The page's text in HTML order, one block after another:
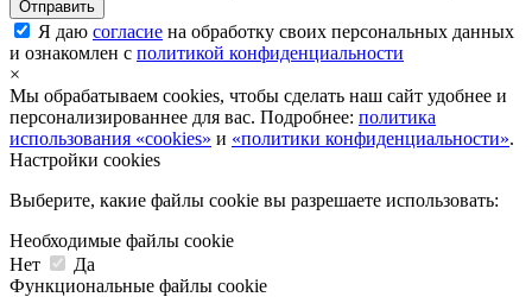
Я даю согласие на обработку своих персональных данных
и ознакомлен с политикой конфиденциальности
×
Мы обрабатываем cookies, чтобы сделать наш сайт удобнее и
персонализированнее для вас. Подробнее: политика
использования «cookies» и «политики конфиденциальности».
Настройки cookies
Выберите, какие файлы cookie вы разрешаете использовать:
Необходимые файлы cookie
Нет
Да
Функциональные файлы cookie